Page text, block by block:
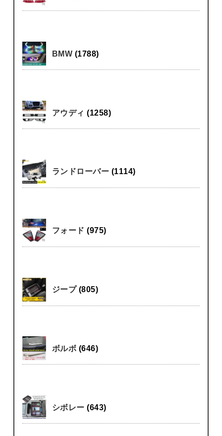
BMW (1788)
アウディ(1258)
ランドローバー (1114)
フォード(975)
ジープ (805)
ボルボ (646)
シボレー(643)